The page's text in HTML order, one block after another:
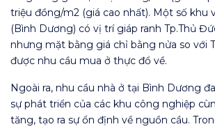
triệu đồng/m2 (giá cao nhất). Một số khu
(Bình Dương) có vị trí giáp ranh Tp.Thủ
nhưng mặt bằng giá chỉ bằng nửa so với
được nhu cầu mua ở thực đổ về.
Ngoài ra, nhu cầu nhà ở tại Bình Dương
sự phát triển của các khu công nghiệp
tăng, tạo ra sự ổn định về nguồn cầu.